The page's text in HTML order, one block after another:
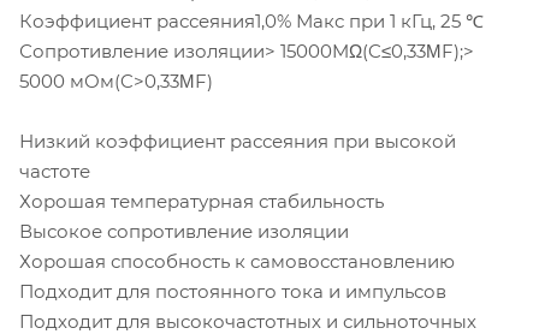
Коэффициент рассеяния1,0% Макс при 1 кГц, 25 ℃
Сопротивление изоляции> 15000MΩ(C≤0,33ΜF);>
5000 мОм(C>0,33ΜF)
Низкий коэффициент рассеяния при высокой
частоте
Хорошая температурная стабильность
Высокое сопротивление изоляции
Хорошая способность к самовосстановлению
Подходит для постоянного тока и импульсов
Подходит для высокочастотных и сильноточных